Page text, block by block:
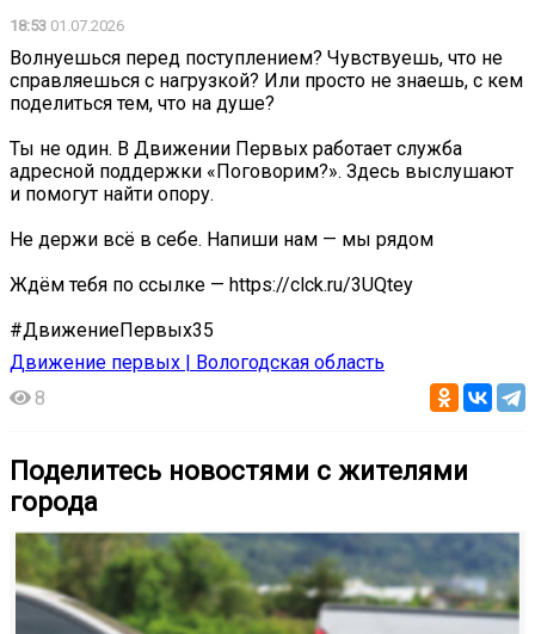
18:53 01.07.2026
Волнуешься перед поступлением? Чувствуешь, что не
справляешься с нагрузкой? Или просто не знаешь, с кем
поделиться тем, что на душе?
Ты не один. В Движении Первых работает служба
адресной поддержки «Поговорим?». Здесь выслушают
и помогут найти опору.
Не держи всё в себе. Напиши нам — мы рядом ️
Ждём тебя по ссылке — https://clck.ru/3UQtey
#ДвижениеПервых35
Движение первых | Вологодская область
8
Поделитесь новостями с жителями
города